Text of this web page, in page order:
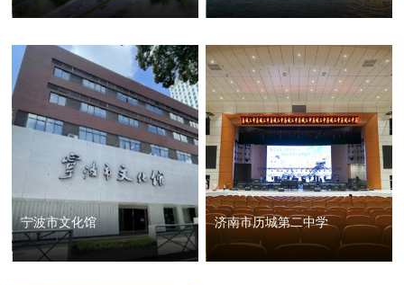
宁波市文化馆 济南市历城第二中学